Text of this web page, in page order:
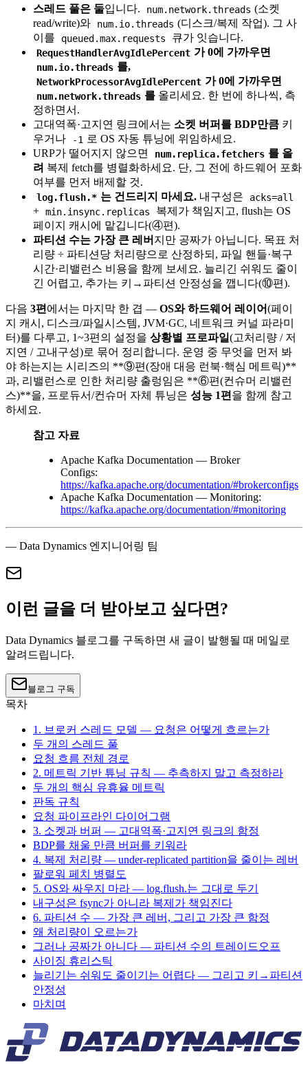
스레드 풀은 둘입니다. num.network.threads (소켓
read/write)와
num.io.threads (디스크/복제 작업). 그 사
이를
queued.max.requests 큐가 잇습니다.
RequestHandlerAvgIdlePercent 가 0에 가까우면
num.io.threads 를,
NetworkProcessorAvgIdlePercent 가 0에 가까우면
num.network.threads 를 올리세요. 한 번에 하나씩, 측
정하면서.
고대역폭·고지연 링크에서는 소켓 버퍼를 BDP만큼 키
우거나
-1 로 OS 자동 튜닝에 위임하세요.
URP가 떨어지지 않으면
num.replica.fetchers 를 올
려 복제 fetch를 병렬화하세요. 단, 그 전에 하드웨어 포화
여부를 먼저 배제할 것.
log.flush.* 는 건드리지 마세요. 내구성은 acks=all
+ min.insync.replicas
복제가 책임지고, flush는 OS
페이지 캐시에 맡깁니다(④편).
파티션 수는 가장 큰 레버 지만 공짜가 아닙니다. 목표 처
리량 ÷ 파티션당 처리량으로 산정하되, 파일 핸들·복구
시간·리밸런스 비용을 함께 보세요. 늘리긴 쉬워도 줄이
긴 어렵고, 추가는 키→파티션 안정성을 깹니다(⑩편).
다음 3편 에서는 마지막 한 겹 — OS와 하드웨어 레이어(페이
지 캐시, 디스크/파일시스템, JVM·GC, 네트워크 커널 파라미
터)를 다루고, 1~3편의 설정을 상황별 프로파일(고처리량 / 저
지연 / 고내구성)로 묶어 정리합니다. 운영 중 무엇을 먼저 봐
야 하는지는 시리즈의 **⑨편(장애 대응 런북·핵심 메트릭)**
과, 리밸런스로 인한 처리량 출렁임은 **⑥편(컨슈머 리밸런
스)**을, 프로듀서/컨슈머 자체 튜닝은 성능 1편 을 함께 참고
하세요.
참고 자료
Apache Kafka Documentation — Broker
Configs:
https://kafka.apache.org/documentation/#brokerconfigs
Apache Kafka Documentation — Monitoring:
https://kafka.apache.org/documentation/#monitoring
— Data Dynamics 엔지니어링 팀
이런 글을 더 받아보고 싶다면?
Data Dynamics 블로그를 구독하면 새 글이 발행될 때 메일로
알려드립니다.
블로그 구독
목차
1. 브로커 스레드 모델 — 요청은 어떻게 흐르는가
두 개의 스레드 풀
요청 흐름 전체 경로
2. 메트릭 기반 튜닝 규칙 — 추측하지 말고 측정하라
두 개의 핵심 유휴율 메트릭
판독 규칙
요청 파이프라인 다이어그램
3. 소켓과 버퍼 — 고대역폭·고지연 링크의 함정
BDP를 채울 만큼 버퍼를 키워라
4. 복제 처리량 — under-replicated partition을 줄이는 레버
팔로워 페치 병렬도
5. OS와 싸우지 마라 — log.flush.는 그대로 두기
내구성은 fsync가 아니라 복제가 책임진다
6. 파티션 수 — 가장 큰 레버, 그리고 가장 큰 함정
왜 처리량이 오르는가
그러나 공짜가 아니다 — 파티션 수의 트레이드오프
사이징 휴리스틱
늘리기는 쉬워도 줄이기는 어렵다 — 그리고 키→파티션
안정성
마치며